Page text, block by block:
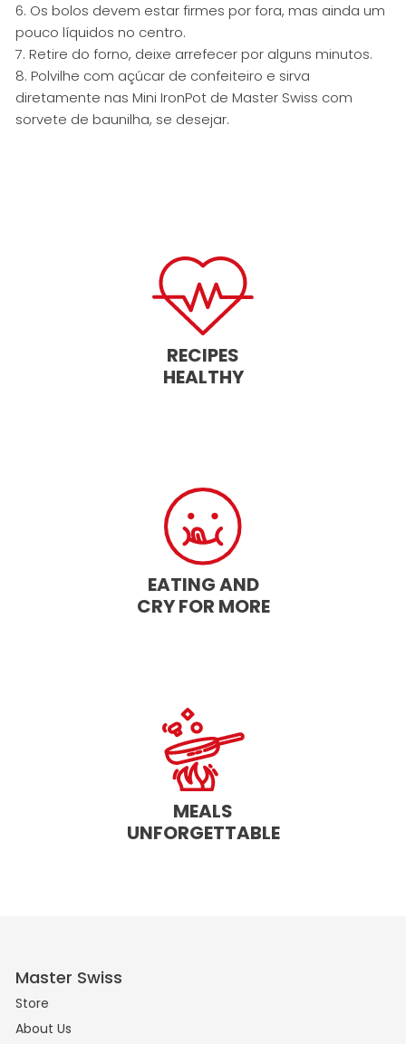
6. Os bolos devem estar firmes por fora, mas ainda um
pouco líquidos no centro.
7. Retire do forno, deixe arrefecer por alguns minutos.
8. Polvilhe com açúcar de confeiteiro e sirva
diretamente nas Mini IronPot de Master Swiss com
sorvete de baunilha, se desejar.
RECIPES
HEALTHY
EATING AND
CRY FOR MORE
MEALS
UNFORGETTABLE
Master Swiss
Store
About Us